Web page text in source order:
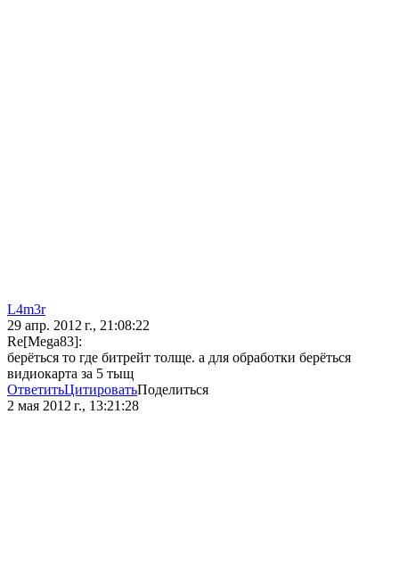
L4m3r
29 апр. 2012 г., 21:08:22
Re[Mega83]:
берёться то где битрейт толще. а для обработки берёться
видиокарта за 5 тыщ
ОтветитьЦитироватьПоделиться
2 мая 2012 г., 13:21:28